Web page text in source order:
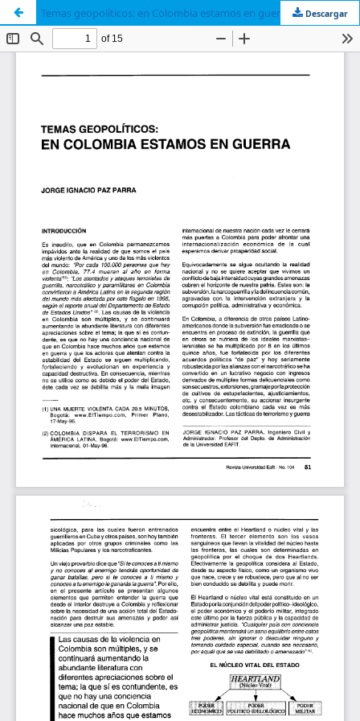
Temas geopolíticos: en Colombia estamos en guerra Descargar